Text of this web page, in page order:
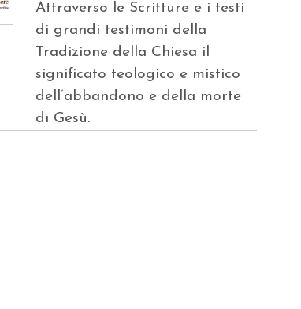
Attraverso le Scritture e i testi
di grandi testimoni della
Tradizione della Chiesa il
significato teologico e mistico
dell’abbandono e della morte
di Gesù.